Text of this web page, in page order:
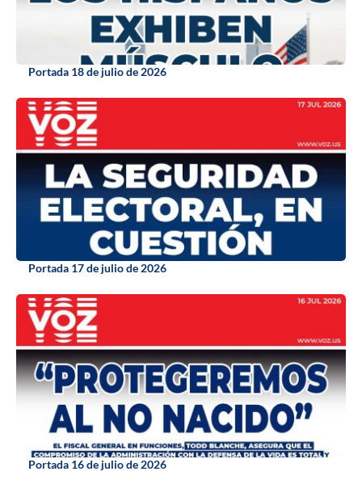
Portada 18 de julio de 2026
Portada 17 de julio de 2026
Portada 16 de julio de 2026